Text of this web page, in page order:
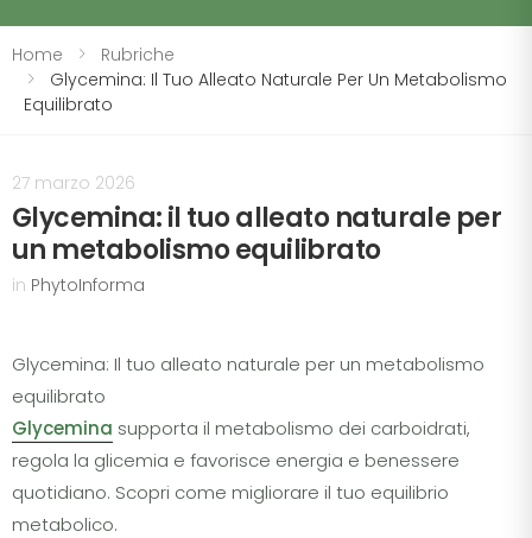
Home
Rubriche
Glycemina: Il Tuo Alleato Naturale Per Un Metabolismo
Equilibrato
27 marzo 2026
Glycemina: il tuo alleato naturale per
un metabolismo equilibrato
in PhytoInforma
Glycemina: Il tuo alleato naturale per un metabolismo
equilibrato
Glycemina supporta il metabolismo dei carboidrati,
regola la glicemia e favorisce energia e benessere
quotidiano. Scopri come migliorare il tuo equilibrio
metabolico.